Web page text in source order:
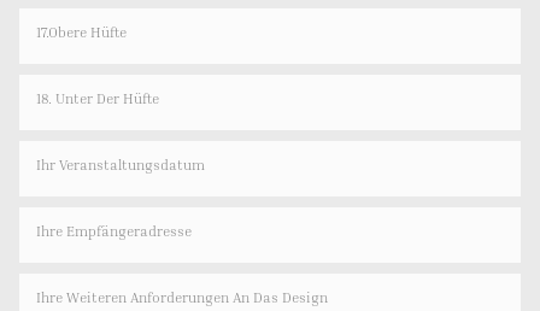
17.Obere Hüfte
18. Unter Der Hüfte
Ihr Veranstaltungsdatum
Ihre Empfängeradresse
Ihre Weiteren Anforderungen An Das Design